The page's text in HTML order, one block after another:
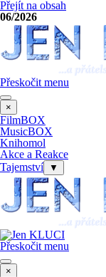
Přejít na obsah
06/2026
Přeskočit menu
×
FilmBOX
MusicBOX
Knihomol
Akce a Reakce
Tajemství
▼
Přeskočit menu
×